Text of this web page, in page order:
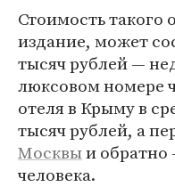
Стоимость такого
издание, может
тысяч рублей —
люксовом номере
отеля в Крыму в
тысяч рублей, а
Москвыи обратно
человека.